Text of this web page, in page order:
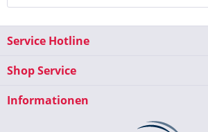
Service Hotline
Shop Service
Informationen